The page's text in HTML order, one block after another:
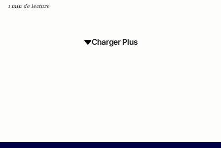
1 min de lecture
Charger Plus